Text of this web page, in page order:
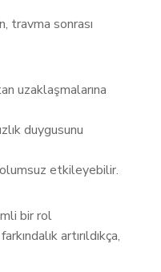
travma sonrası
uzaklaşmalarına
duygusunu
etkileyebilir.
bir rol
artırıldıkça,